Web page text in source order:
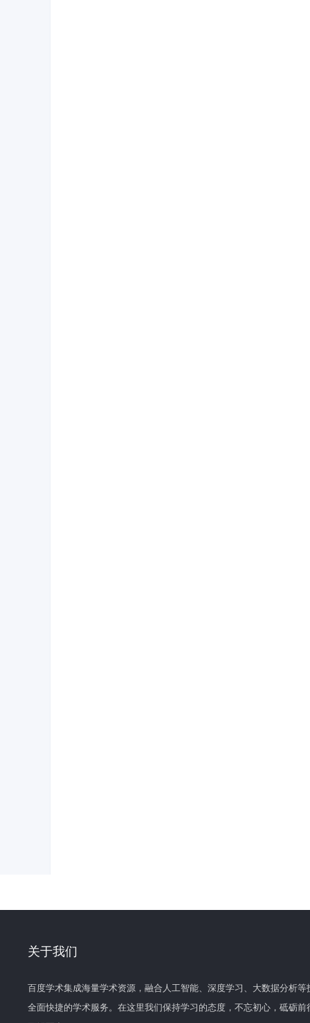
关于我们
百度学术集成海量学术资源，融合人工智能、深度学习、大数据分析
全面快捷的学术服务。在这里我们保持学习的态度，不忘初心，砥砺前